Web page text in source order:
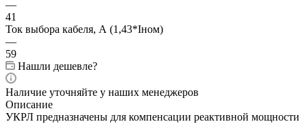
—
41
Ток выбора кабеля, А (1,43*Iном)
—
59
Нашли дешевле?
Наличие уточняйте у наших менеджеров
Описание
УКРЛ предназначены для компенсации реактивной мощности